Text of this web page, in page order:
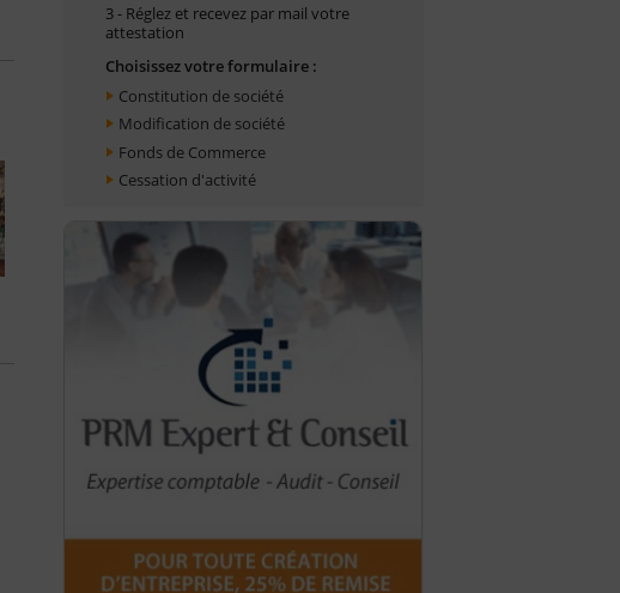
3 - Réglez et recevez par mail votre
attestation
Choisissez votre formulaire :
Constitution de société
Modification de société
Fonds de Commerce
Cessation d'activité